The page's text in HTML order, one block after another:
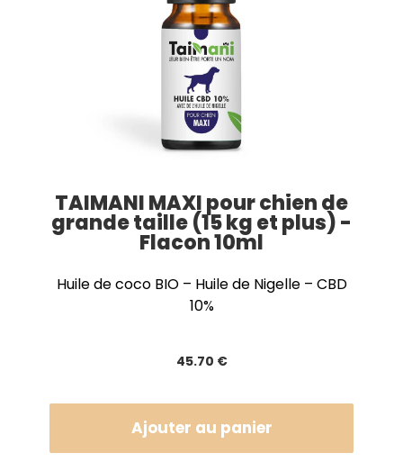
TAIMANI MAXI pour chien de
grande taille (15 kg et plus) -
Flacon 10ml
Huile de coco BIO – Huile de Nigelle – CBD
10%
45.70 €